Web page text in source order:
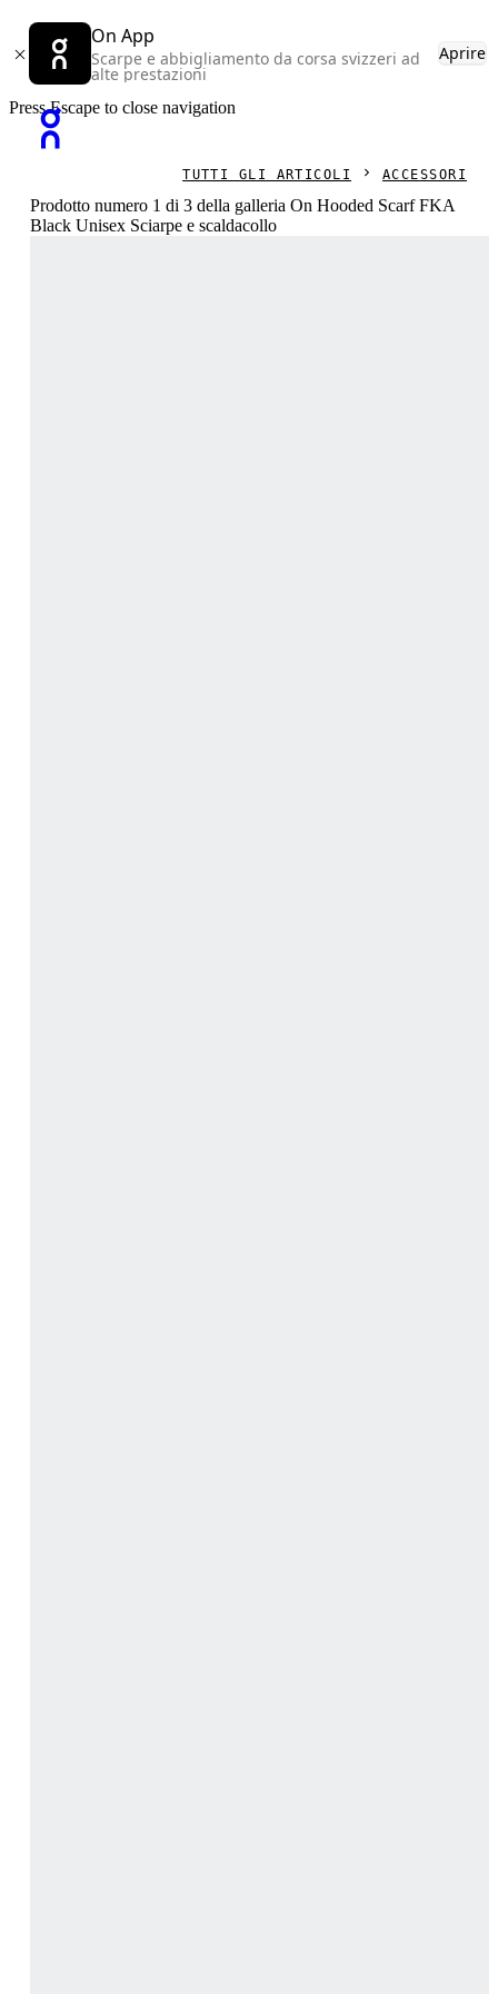
On App
Scarpe e abbigliamento da corsa svizzeri ad
alte prestazioni
Aprire
Press Escape to close navigation
TUTTI GLI ARTICOLI ACCESSORI
Prodotto numero 1 di 3 della galleria On Hooded Scarf FKA
Black Unisex Sciarpe e scaldacollo